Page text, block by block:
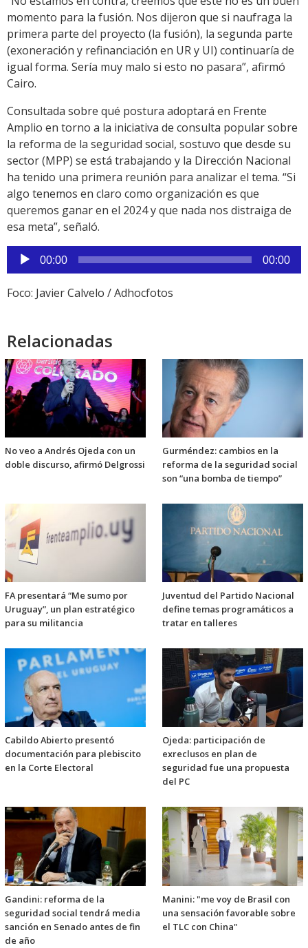
momento para la fusión. Nos dijeron que si naufraga la
primera parte del proyecto (la fusión), la segunda parte
(exoneración y refinanciación en UR y UI) continuaría de
igual forma. Sería muy malo si esto no pasara”, afirmó
Cairo.
Consultada sobre qué postura adoptará en Frente
Amplio en torno a la iniciativa de consulta popular sobre
la reforma de la seguridad social, sostuvo que desde su
sector (MPP) se está trabajando y la Dirección Nacional
ha tenido una primera reunión para analizar el tema. “Si
algo tenemos en claro como organización es que
queremos ganar en el 2024 y que nada nos distraiga de
esa meta”, señaló.
Reproductor
de
audio
00:00 00:00
Foco: Javier Calvelo / Adhocfotos
Relacionadas
No veo a Andrés Ojeda con un
doble discurso, afirmó Delgrossi
Gurméndez: cambios en la
reforma de la seguridad social
son “una bomba de tiempo”
FA presentará “Me sumo por
Uruguay”, un plan estratégico
para su militancia
Juventud del Partido Nacional
define temas programáticos a
tratar en talleres
Cabildo Abierto presentó
documentación para plebiscito
en la Corte Electoral
Ojeda: participación de
exreclusos en plan de
seguridad fue una propuesta
del PC
Gandini: reforma de la
seguridad social tendrá media
sanción en Senado antes de fin
de año
Manini: "me voy de Brasil con
una sensación favorable sobre
el TLC con China"